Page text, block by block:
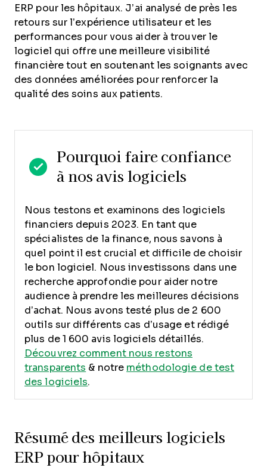
ERP pour les hôpitaux. J’ai analysé de près les
retours sur l’expérience utilisateur et les
performances pour vous aider à trouver le
logiciel qui offre une meilleure visibilité
financière tout en soutenant les soignants avec
des données améliorées pour renforcer la
qualité des soins aux patients.
Pourquoi faire confiance
à nos avis logiciels
Nous testons et examinons des logiciels
financiers depuis 2023. En tant que
spécialistes de la finance, nous savons à
quel point il est crucial et difficile de choisir
le bon logiciel. Nous investissons dans une
recherche approfondie pour aider notre
audience à prendre les meilleures décisions
d’achat. Nous avons testé plus de 2 600
outils sur différents cas d’usage et rédigé
plus de 1 600 avis logiciels détaillés.
Découvrez comment nous restons
transparents & notre méthodologie de test
des logiciels.
Résumé des meilleurs logiciels
ERP pour hôpitaux